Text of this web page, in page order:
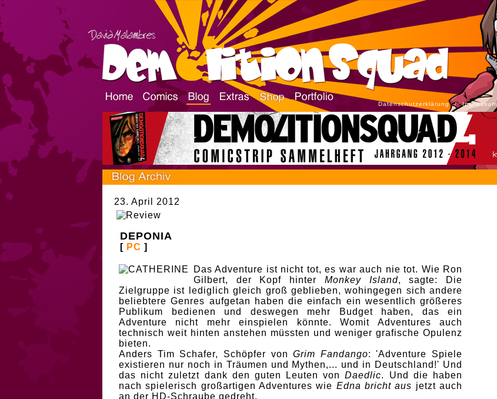
Datenschutzerklärung / Impressum
23. April 2012
DEPONIA
[ PC ]
Das Adventure ist nicht tot, es war auch nie tot. Wie Ron
Gilbert, der Kopf hinter Monkey Island, sagte: Die
Zielgruppe ist lediglich gleich groß geblieben, wohingegen sich andere
beliebtere Genres aufgetan haben die einfach ein wesentlich größeres
Publikum bedienen und deswegen mehr Budget haben, das ein
Adventure nicht mehr einspielen könnte. Womit Adventures auch
technisch weit hinten anstehen müssten und weniger grafische Opulenz
bieten.
Anders Tim Schafer, Schöpfer vonGrim Fandango: 'Adventure Spiele
existieren nur noch in Träumen und Mythen,... und in Deutschland!' Und
das nicht zuletzt dank den guten Leuten vonDaedlic. Und die haben
nach spielerisch großartigen Adventures wie Edna bricht aus jetzt auch
an der HD-Schraube gedreht.